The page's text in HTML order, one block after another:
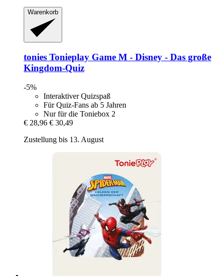
Warenkorb
tonies Tonieplay Game M -​ Disney -​ Das große
Kingdom-​Quiz
-5%
Interaktiver Quizspaß
Für Quiz-Fans ab 5 Jahren
Nur für die Toniebox 2
€ 28,96 € 30,49
Zustellung bis 13. August